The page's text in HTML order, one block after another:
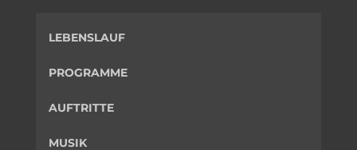
LEBENSLAUF
PROGRAMME
AUFTRITTE
MUSIK